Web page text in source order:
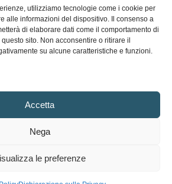
utilizziamo tecnologie come i cookie per
alle informazioni del dispositivo. Il consenso a
di elaborare dati come il comportamento di
sito. Non acconsentire o ritirare il
su alcune caratteristiche e funzioni.
Accetta
Nega
le preferenze
Cosmologia
© 1997 - 2024 vietata la riproduzione.
e Condizioni di Vendita